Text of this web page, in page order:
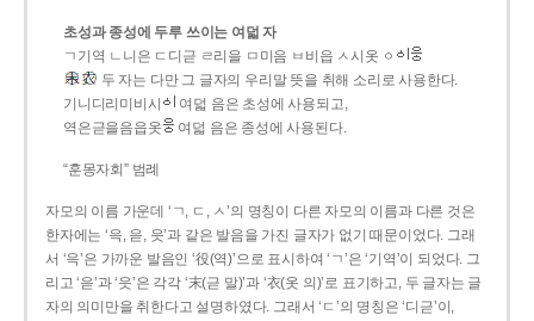
초성과 종성에 두루 쓰이는 여덟 자
ㄱ기역 ㄴ니은 ㄷ디귿 ㄹ리을 ㅁ미음 ㅂ비읍 ㅅ시옷 ㆁ
두 자는 다만 그 글자의 우리말 뜻을 취해 소리로 사용한다.
기니디리미비시
여덟 음은 초성에 사용되고,
역은귿을음읍옷
여덟 음은 종성에 사용된다.
“훈몽자회” 범례
자모의 이름 가운데 ‘ㄱ, ㄷ, ㅅ’의 명칭이 다른 자모의 이름과 다른 것은
한자에는 ‘윽, 읃, 읏’과 같은 발음을 가진 글자가 없기 때문이었다. 그래
서 ‘윽’은 가까운 발음인 ‘役(역)’으로 표시하여 ‘ㄱ’은 ‘기역’이 되었다. 그
리고 ‘읃’과 ‘읏’은 각각 ‘末(귿 말)’과 ‘衣(옷 의)’로 표기하고, 두 글자는 글
자의 의미만을 취한다고 설명하였다. 그래서 ‘ㄷ’의 명칭은 ‘디귿’이,